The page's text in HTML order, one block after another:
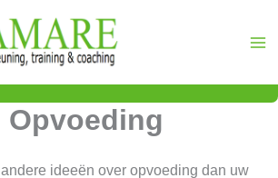
Opvoeding
andere ideeën over opvoeding dan uw